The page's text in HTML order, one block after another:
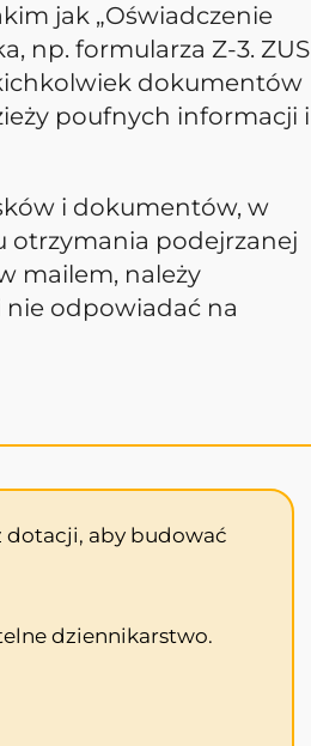
jak „Oświadczenie
np. formularza Z-3. ZUS
dokumentów
poufnych informacji i
i dokumentów, w
otrzymania podejrzanej
mailem, należy
nie odpowiadać na
dotacji, aby budować
dziennikarstwo.